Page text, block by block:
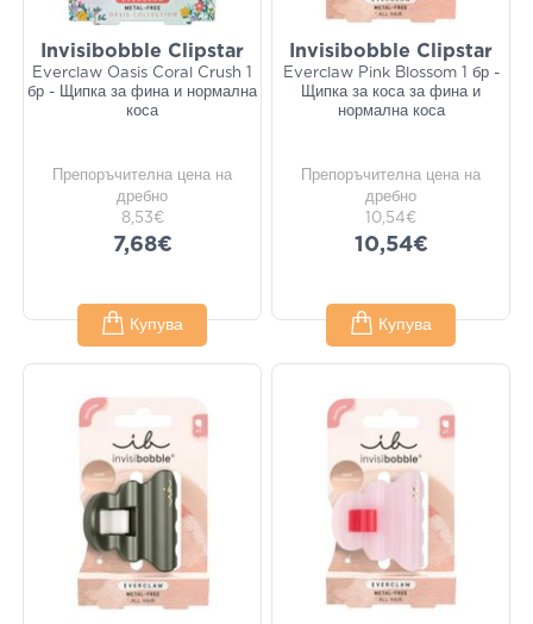
Invisibobble Clipstar
Everclaw Oasis Coral Crush 1
бр - Щипка за фина и нормална
коса
Препоръчителна цена на
дребно
8,53€
7,68€
Купува
Invisibobble Clipstar
Everclaw Pink Blossom 1 бр -
Щипка за коса за фина и
нормална коса
Препоръчителна цена на
дребно
10,54€
10,54€
Купува